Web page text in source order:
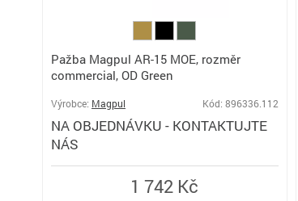
Pažba Magpul AR-15 MOE, rozměr
commercial, OD Green
Výrobce: Magpul Kód: 896336.112
NA OBJEDNÁVKU - KONTAKTUJTE
NÁS
1 742 Kč